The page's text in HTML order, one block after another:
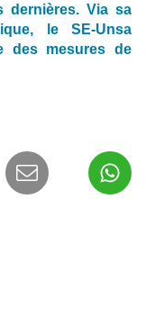
dernières. Via sa
le SE-Unsa
des mesures de